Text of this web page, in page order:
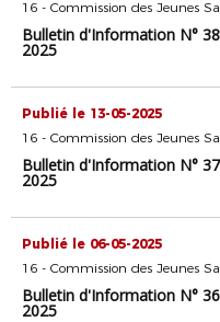
16 - Commission des Jeunes
Bulletin d'Information N°
2025
Publié le 13-05-2025
16 - Commission des Jeunes
Bulletin d'Information N°
2025
Publié le 06-05-2025
16 - Commission des Jeunes
Bulletin d'Information N°
2025